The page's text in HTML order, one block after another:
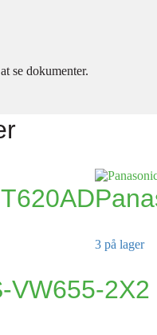
se dokumenter.
3 på lager
VW655-2X2